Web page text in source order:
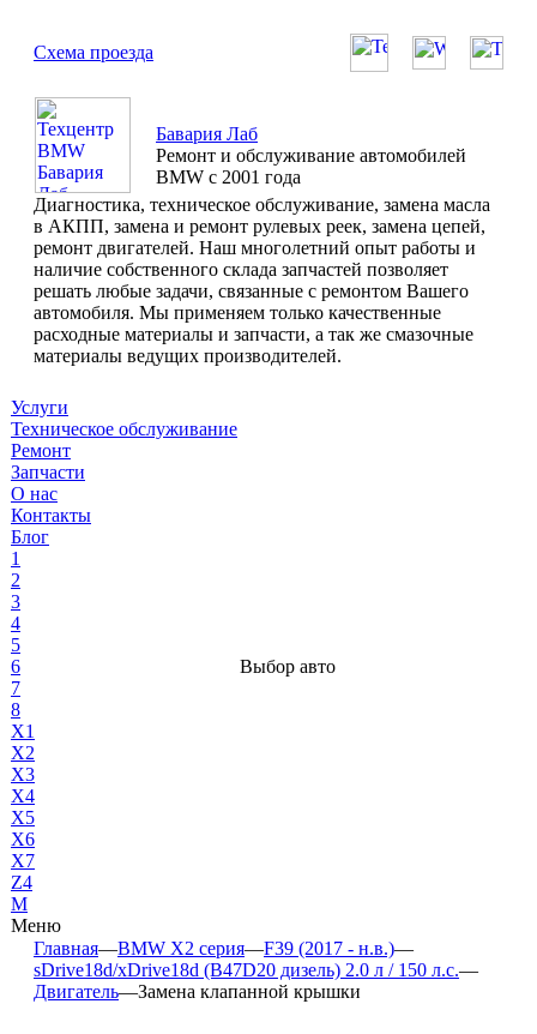
Схема проезда
Бавария Лаб
Ремонт и обслуживание автомобилей
BMW с 2001 года
Диагностика, техническое обслуживание, замена масла
в АКПП, замена и ремонт рулевых реек, замена цепей,
ремонт двигателей. Наш многолетний опыт работы и
наличие собственного склада запчастей позволяет
решать любые задачи, связанные с ремонтом Вашего
автомобиля. Мы применяем только качественные
расходные материалы и запчасти, а так же смазочные
материалы ведущих производителей.
Услуги
Техническое обслуживание
Ремонт
Запчасти
О нас
Контакты
Блог
1
2
3
4
5
6
7
8
X1
X2
X3
X4
X5
X6
X7
Z4
М
Меню
Выбор авто
Главная—BMW X2 серия—F39 (2017 - н.в.)—
sDrive18d/xDrive18d (B47D20 дизель) 2.0 л / 150 л.с.—
Двигатель—Замена клапанной крышки